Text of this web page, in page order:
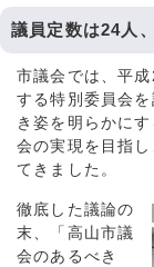
議員定数は24人
市議会では、平
する特別委員会
き姿を明らかに
会の実現を目指
てきました。
徹底した議論の
末、「高山市議
会のあるべき